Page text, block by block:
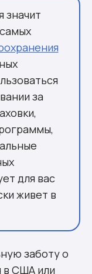
значит
за
для вас
живет в
заботу о
в США или